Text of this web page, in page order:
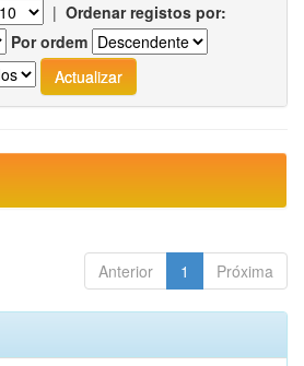
| Ordenar registos por:
Por ordem
Anterior 1 Próxima